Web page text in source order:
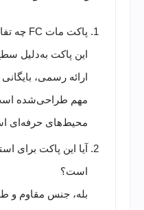
پاکت مات FC چه تفاوتی با بقیه مدل‌ها دارد؟
ارائه رسمی،
مهم طراحی‌شده
محیط‌های حرفه‌ای
آیا این پاکت برای
است؟
بله، جنس مقاوم و